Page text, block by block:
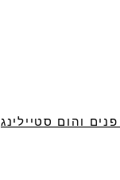
והום סטיילינג